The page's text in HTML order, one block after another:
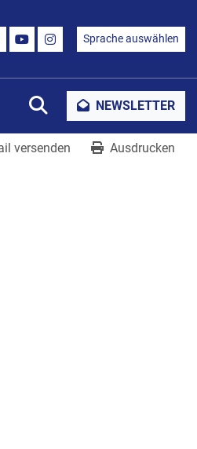
YOUTUBEINSTAGRAM
Sprache auswählen
SucheNEWSLETTER
versenden Ausdrucken